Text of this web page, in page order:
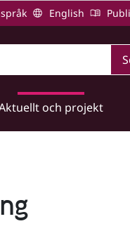
English
och projekt